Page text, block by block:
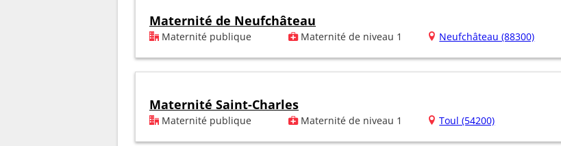
Maternité de Neufchâteau
Maternité publique Maternité de niveau 1 Neufchâteau (88300)
Maternité Saint-Charles
Maternité publique Maternité de niveau 1 Toul (54200)